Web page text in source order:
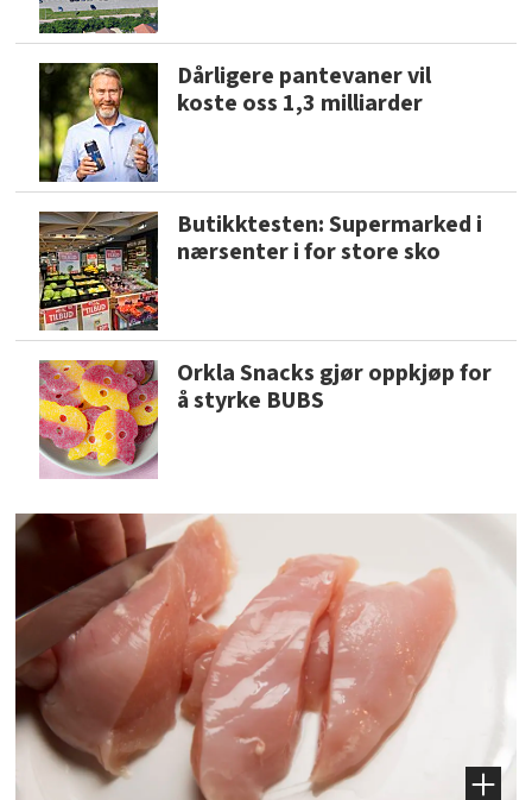
Dårligere pantevaner vil
koste oss 1,3 milliarder
Butikktesten: Supermarked i
nærsenter i for store sko
Orkla Snacks gjør oppkjøp for
å styrke BUBS